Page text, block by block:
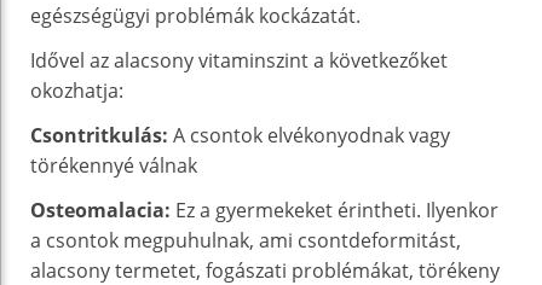
egészségügyi problémák kockázatát.
Idővel az alacsony vitaminszint a következőket
okozhatja:
Csontritkulás: A csontok elvékonyodnak vagy
törékennyé válnak
Osteomalacia: Ez a gyermekeket érintheti. Ilyenkor
a csontok megpuhulnak, ami csontdeformitást,
alacsony termetet, fogászati problémákat, törékeny